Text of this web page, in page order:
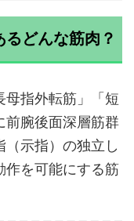
るどんな筋肉？
母指外転筋」「短
前腕後面深層筋群
示指）の独立し
作を可能にする筋